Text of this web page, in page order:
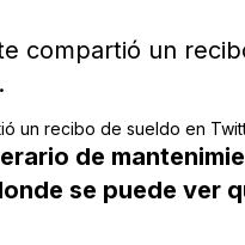
un recibo de sueldo en
de
se puede ver